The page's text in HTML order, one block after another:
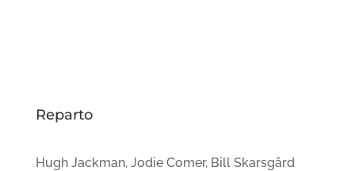
Reparto
Hugh Jackman, Jodie Comer, Bill Skarsgård